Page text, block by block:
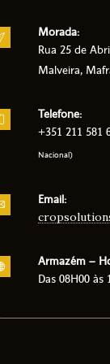
Morada:
Rua 25 de
Malveira,
Telefone:
+351 211 581
Nacional)
Email:
Armazém –
Das 08H00 às